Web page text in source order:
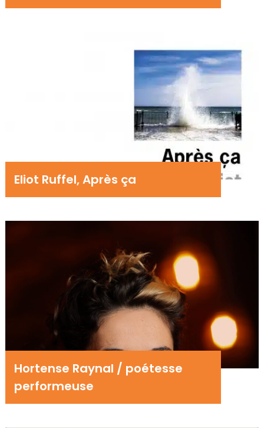
Eliot Ruffel, Après ça
Hortense Raynal / poétesse
performeuse